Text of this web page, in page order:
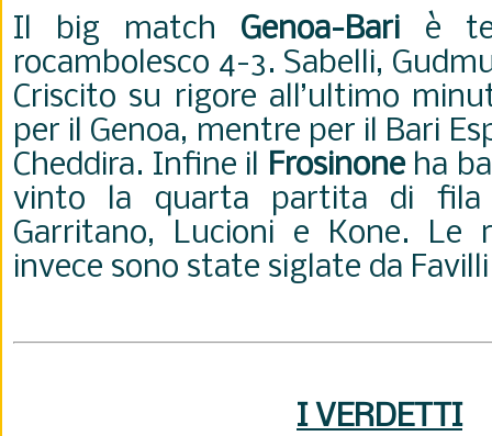
Il big match Genoa-Bari è
rocambolesco 4-3. Sabelli,
Criscito su rigore all’ultimo
per il Genoa, mentre per il Bari
Cheddira. Infine il Frosinoneha
vinto la quarta partita di
Garritano, Lucioni e Kone. Le
invece sono state siglate da
I VERDETTI